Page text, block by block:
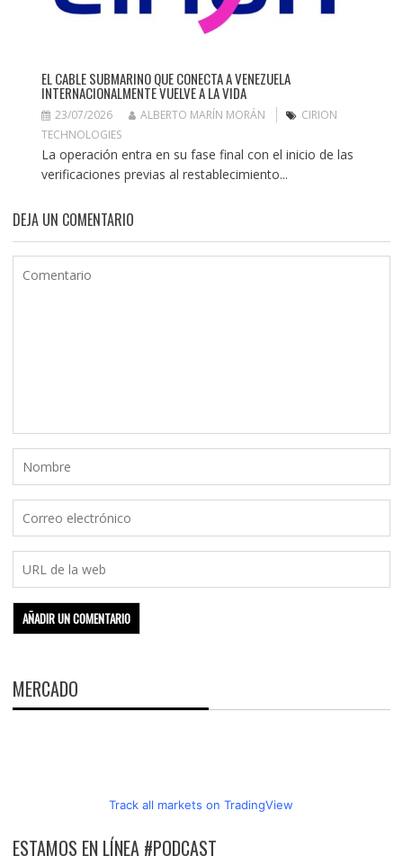
EL CABLE SUBMARINO QUE CONECTA A VENEZUELA
INTERNACIONALMENTE VUELVE A LA VIDA
23/07/2026 ALBERTO MARÍN MORÁN
CIRION
TECHNOLOGIES
La operación entra en su fase final con el inicio de las
verificaciones previas al restablecimiento...
DEJA UN COMENTARIO
MERCADO
Track all markets on TradingView
ESTAMOS EN LÍNEA #PODCAST